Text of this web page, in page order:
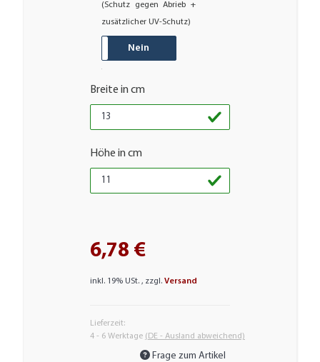
(Schutz gegen Abrieb +
zusätzlicher UV-Schutz)
Nein
Breite in cm
Höhe in cm
6,78 €
inkl. 19% USt. , zzgl. Versand
Lieferzeit:
4 - 6 Werktage (DE - Ausland abweichend)
Frage zum Artikel